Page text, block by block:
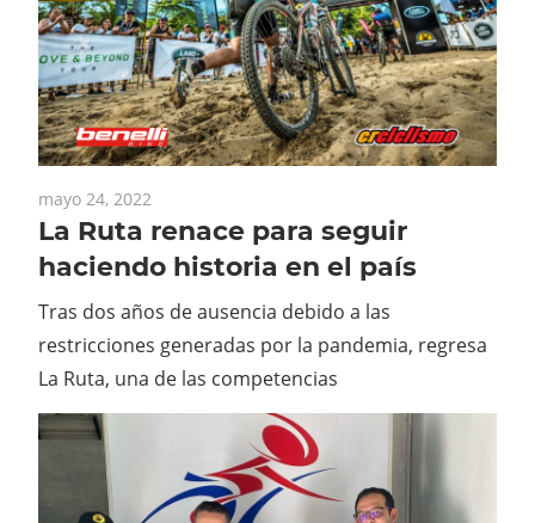
mayo 24, 2022
La Ruta renace para seguir
haciendo historia en el país
Tras dos años de ausencia debido a las
restricciones generadas por la pandemia, regresa
La Ruta, una de las competencias